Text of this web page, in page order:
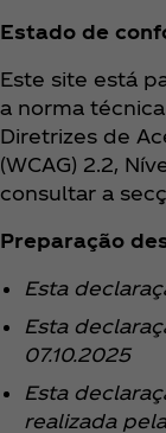
Estado de
Este site está
a norma técnica
Diretrizes de
(WCAG) 2.2,
consultar a
Preparação
Esta
Esta
07.10.2025
Esta
realizada